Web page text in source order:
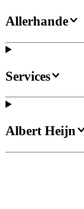
Allerhande
Services
Albert Heijn